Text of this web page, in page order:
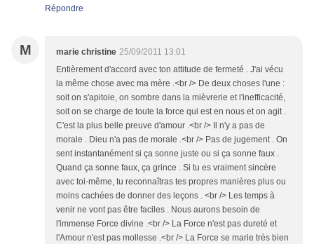
Répondre
M marie christine 25/09/2011 13:01
Entièrement d'accord avec ton attitude de fermeté . J'ai vécu
la même chose avec ma mère .<br /> De deux choses l'une :
soit on s'apitoie, on sombre dans la mièvrerie et l'inefficacité,
soit on se charge de toute la force qui est en nous et on agit .
C'est la plus belle preuve d'amour .<br /> Il n'y a pas de
morale . Dieu n'a pas de morale .<br /> Pas de jugement . On
sent instantanément si ça sonne juste ou si ça sonne faux .
Quand ça sonne faux, ça grince . Si tu es vraiment sincère
avec toi-même, tu reconnaîtras tes propres manières plus ou
moins cachées de donner des leçons . <br /> Les temps à
venir ne vont pas être faciles . Nous aurons besoin de
l'immense Force divine .<br /> La Force n'est pas dureté et
l'Amour n'est pas mollesse .<br /> La Force se marie très bien